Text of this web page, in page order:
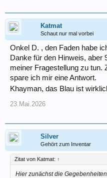
Katmat
Schaut nur mal vorbei
Onkel D. , den Faden habe
Danke für den Hinweis, aber
meiner Fragestellung zu tun.
spare ich mir eine Antwort.
Khayman, das Blau ist
23.Mai.2026
Silver
Gehört zum Inventar
Zitat von Katmat: ↑
Hier zunächst die